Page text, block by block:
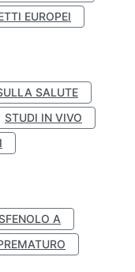
EUROPEI
SALUTE
STUDI IN VIVO
A